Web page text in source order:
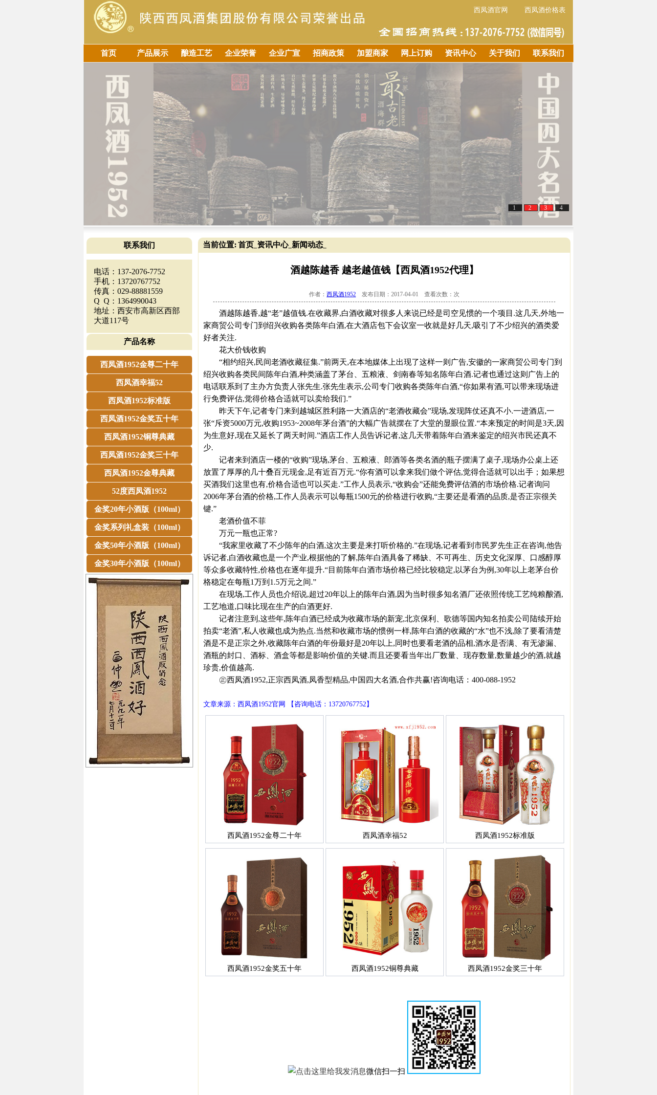
西凤酒官网 西凤酒价格表
首页 产品展示 酿造工艺 企业荣誉 企业广宣 招商政策 加盟商家 网上订购 资讯中心 关于我们 联系我们
1 2 3 4
联系我们
电话：137-2076-7752
手机：13720767752
传真：029-88881559
Q Q：1364990043
地址：西安市高新区西部
大道117号
产品名称
西凤酒1952金尊二十年
西凤酒幸福52
西凤酒1952标准版
西凤酒1952金奖五十年
西凤酒1952铜尊典藏
西凤酒1952金奖三十年
西凤酒1952金尊典藏
52度西凤酒1952
金奖20年小酒版（100ml）
金奖系列礼盒装（100ml）
金奖50年小酒版（100ml）
金奖30年小酒版（100ml）
当前位置: 首页 资讯中心_ 新闻动态
酒越陈越香 越老越值钱【西凤酒1952代理】
作者： 西凤酒1952 发布日期：2017-04-01 查看次数： 次
酒越陈越香,越“老”越值钱.在收藏界,白酒收藏对很多人来说已经是司空见惯的一个项目.这几天,外地一
家商贸公司专门到绍兴收购各类陈年白酒,在大酒店包下会议室一收就是好几天,吸引了不少绍兴的酒类爱
好者关注.
花大价钱收购
“相约绍兴,民间老酒收藏征集.”前两天,在本地媒体上出现了这样一则广告,安徽的一家商贸公司专门到
绍兴收购各类民间陈年白酒,种类涵盖了茅台、五粮液、剑南春等知名陈年白酒.记者也通过这则广告上的
电话联系到了主办方负责人张先生.张先生表示,公司专门收购各类陈年白酒,“你如果有酒,可以带来现场进
行免费评估,觉得价格合适就可以卖给我们.”
昨天下午,记者专门来到越城区胜利路一大酒店的“老酒收藏会”现场,发现阵仗还真不小.一进酒店,一
张“斥资5000万元,收购1953~2008年茅台酒”的大幅广告就摆在了大堂的显眼位置.“本来预定的时间是3天,因
为生意好,现在又延长了两天时间.”酒店工作人员告诉记者,这几天带着陈年白酒来鉴定的绍兴市民还真不
少.
记者来到酒店一楼的“收购”现场,茅台、五粮液、郎酒等各类名酒的瓶子摆满了桌子,现场办公桌上还
放置了厚厚的几十叠百元现金,足有近百万元.“你有酒可以拿来我们做个评估,觉得合适就可以出手；如果想
买酒我们这里也有,价格合适也可以买走.”工作人员表示,“收购会”还能免费评估酒的市场价格.记者询问
2006年茅台酒的价格,工作人员表示可以每瓶1500元的价格进行收购,“主要还是看酒的品质,是否正宗很关
键.”
老酒价值不菲
万元一瓶也正常?
“我家里收藏了不少陈年的白酒,这次主要是来打听价格的.”在现场,记者看到市民罗先生正在咨询,他告
诉记者,白酒收藏也是一个产业,根据他的了解,陈年白酒具备了稀缺、不可再生、历史文化深厚、口感醇厚
等众多收藏特性,价格也在逐年提升.“目前陈年白酒市场价格已经比较稳定,以茅台为例,30年以上老茅台价
格稳定在每瓶1万到1.5万元之间.”
在现场,工作人员也介绍说,超过20年以上的陈年白酒,因为当时很多知名酒厂还依照传统工艺纯粮酿酒,
工艺地道,口味比现在生产的白酒更好.
记者注意到,这些年,陈年白酒已经成为收藏市场的新宠,北京保利、歌德等国内知名拍卖公司陆续开始
拍卖“老酒”,私人收藏也成为热点.当然和收藏市场的惯例一样,陈年白酒的收藏的“水”也不浅,除了要看清楚
酒是不是正宗之外,收藏陈年白酒的年份最好是20年以上,同时也要看老酒的品相,酒水是否满、有无渗漏、
酒瓶的封口、酒标、酒盒等都是影响价值的关键.而且还要看当年出厂数量、现存数量,数量越少的酒,就越
珍贵,价值越高.
㊣西凤酒1952,正宗西凤酒,凤香型精品,中国四大名酒,合作共赢!咨询电话：400-088-1952
文章来源：西凤酒1952官网 【咨询电话：13720767752】
西凤酒1952金尊二十年 西凤酒幸福52 西凤酒1952标准版
西凤酒1952金奖五十年 西凤酒1952铜尊典藏 西凤酒1952金奖三十年
微信扫一扫